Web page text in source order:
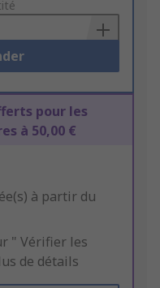
pour les
à 50,00 €
à partir du
" Vérifier les
de détails